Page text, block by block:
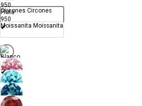
Plata
950
Circones Circones
Moissanita Moissanita
Blanco
Rosado
Celeste